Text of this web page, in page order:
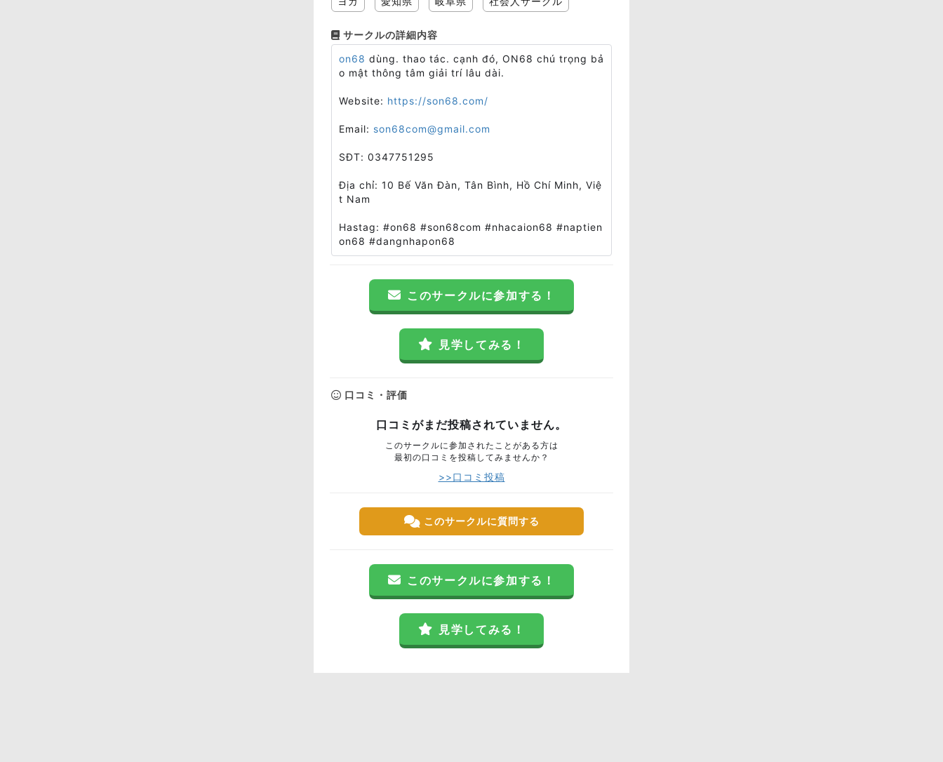
サークルの詳細内容
on68 ​dùng. thao tác. cạnh đó, ON68 chú trọng bả
o mật thông tâm giải trí lâu dài.
Website: https://son68.com/
Email: son68com@gmail.com
SĐT: 0347751295
Địa chỉ: 10 Bế Văn Đàn, Tân Bình, Hồ Chí Minh, Việ
t Nam
Hastag: #on68 #son68com #nhacaion68 #naptien
on68 #dangnhapon68
このサークルに参加する！
見学してみる！
口コミ・評価
口コミがまだ投稿されていません。
このサークルに参加されたことがある方は
最初の口コミを投稿してみませんか？
>>口コミ投稿
このサークルに質問する
このサークルに参加する！
見学してみる！